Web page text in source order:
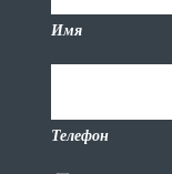
Имя
Телефон